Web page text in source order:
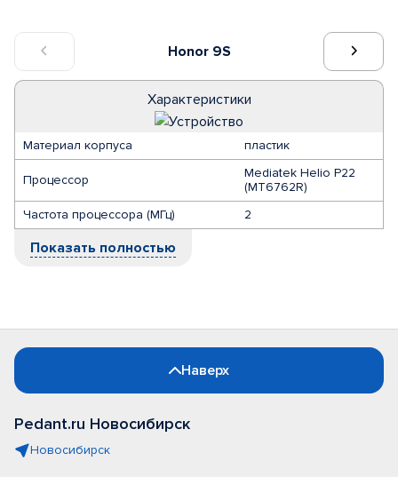
Honor 9S
Характеристики
Материал корпуса пластик
Процессор
Mediatek Helio P22
(MT6762R)
Частота процессора (МГц)
2
Показать полностью
Наверх
Pedant.ru Новосибирск
Новосибирск